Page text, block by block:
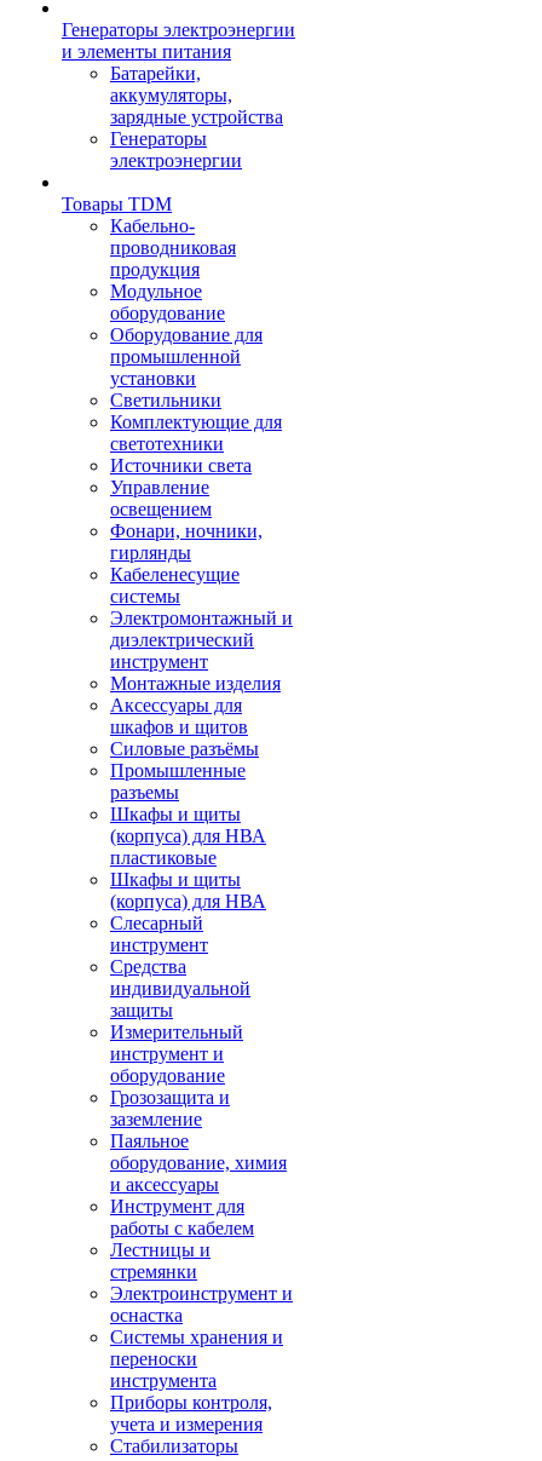
Генераторы электроэнергии
и элементы питания
Батарейки,
аккумуляторы,
зарядные устройства
Генераторы
электроэнергии
Товары TDM
Кабельно-
проводниковая
продукция
Модульное
оборудование
Оборудование для
промышленной
установки
Светильники
Комплектующие для
светотехники
Источники света
Управление
освещением
Фонари, ночники,
гирлянды
Кабеленесущие
системы
Электромонтажный и
диэлектрический
инструмент
Монтажные изделия
Аксессуары для
шкафов и щитов
Силовые разъёмы
Промышленные
разъемы
Шкафы и щиты
(корпуса) для НВА
пластиковые
Шкафы и щиты
(корпуса) для НВА
Слесарный
инструмент
Средства
индивидуальной
защиты
Измерительный
инструмент и
оборудование
Грозозащита и
заземление
Паяльное
оборудование, химия
и аксессуары
Инструмент для
работы с кабелем
Лестницы и
стремянки
Электроинструмент и
оснастка
Системы хранения и
переноски
инструмента
Приборы контроля,
учета и измерения
Стабилизаторы